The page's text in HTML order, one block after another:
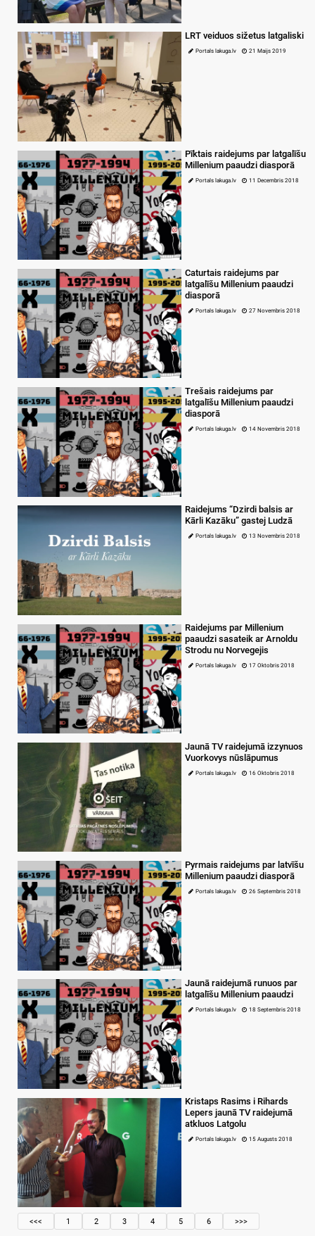
LRT veiduos sižetus latgaliski
Portals lakuga.lv 21 Maijs 2019
Pīktais raidejums par latgalīšu
Millenium paaudzi diasporā
Portals lakuga.lv 11 Decembris 2018
Caturtais raidejums par
latgalīšu Millenium paaudzi
diasporā
Portals lakuga.lv 27 Novembris 2018
Trešais raidejums par
latgalīšu Millenium paaudzi
diasporā
Portals lakuga.lv 14 Novembris 2018
Raidejums “Dzirdi balsis ar
Kārli Kazāku” gastej Ludzā
Portals lakuga.lv 13 Novembris 2018
Raidejums par Millenium
paaudzi sasateik ar Arnoldu
Strodu nu Norvegejis
Portals lakuga.lv 17 Oktobris 2018
Jaunā TV raidejumā izzynuos
Vuorkovys nūslāpumus
Portals lakuga.lv 16 Oktobris 2018
Pyrmais raidejums par latvīšu
Millenium paaudzi diasporā
Portals lakuga.lv 26 Septembris 2018
Jaunā raidejumā runuos par
latgalīšu Millenium paaudzi
Portals lakuga.lv 18 Septembris 2018
Kristaps Rasims i Rihards
Lepers jaunā TV raidejumā
atkluos Latgolu
Portals lakuga.lv 15 Augusts 2018
<<< 1 2 3 4 5 6 >>>